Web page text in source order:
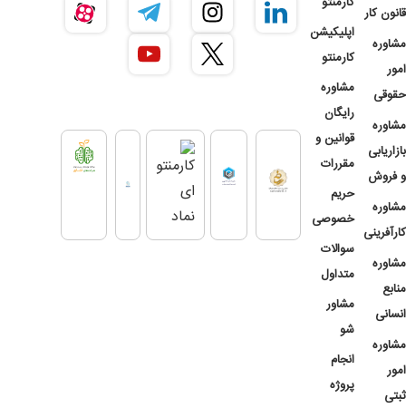
قانون کار
مشاوره
امور
حقوقی
مشاوره
بازاریابی
و فروش
مشاوره
کارآفرینی
مشاوره
منابع
انسانی
مشاوره
امور
ثبتی
اپلیکیشن
کارمنتو
مشاوره
رایگان
قوانین و
مقررات
حریم
خصوصی
سوالات
متداول
مشاور
شو
انجام
پروژه